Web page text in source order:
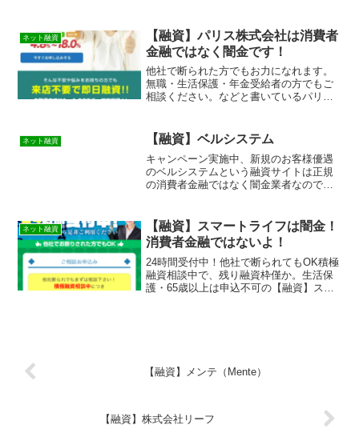
たスマホ専用の闇金サイトなので時間が
経てば再度同じペ...
ネット融資
【融資】パリス株式会社は消費者
金融ではなく闇金です！
他社で断られた方でもお力になれます。
無職・生活保護・年金受給者の方でもご
相談ください。などと書いているパリス
が 調べると金融庁に貸金業登録もなしの
違法営業です！全く同じデザインで他の
サイトも作られています！闇金業者なの
でまともにお金を借りることは出来ませ
んよ。詐欺などの被害に会う前に関わら
ネット融資 【融資】ベルシステム
キャンペーン実施中、新規のお客様優遇
のベルシステムという融資サイトは正規
の消費者金融ではなく闇金業者なので絶
金サイトなので時間が経てば再度同じペ
ージを表示することもで...
ネット融資
【融資】スマートライフは闇金！
消費者金融ではないよ！
24時間受付中！他社で断られてもOK積極
融資相談中で、残り融資枠僅か。生活保
護・65歳以上は申込不可の【融資】スマ
【融資】メンテ（Mente）
【融資】株式会社リーフ